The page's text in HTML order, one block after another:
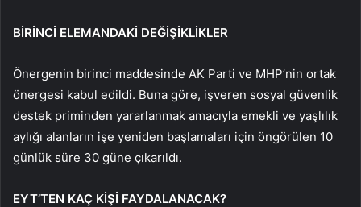
BİRİNCİ ELEMANDAKİ DEĞİŞİKLİKLER
Önergenin birinci maddesinde AK Parti ve MHP’nin ortak
önergesi kabul edildi. Buna göre, işveren sosyal güvenlik
destek priminden yararlanmak amacıyla emekli ve yaşlılık
aylığı alanların işe yeniden başlamaları için öngörülen 10
günlük süre 30 güne çıkarıldı.
EYT’TEN KAÇ KİŞİ FAYDALANACAK?